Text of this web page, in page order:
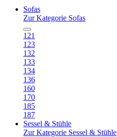
Sofas
Zur Kategorie Sofas
121
123
132
133
134
136
160
170
185
187
Sessel & Stühle
Zur Kategorie Sessel & Stühle